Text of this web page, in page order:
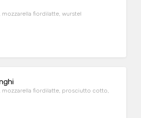
fiordilatte, wurstel
mozzarella fiordilatte, prosciutto cotto,